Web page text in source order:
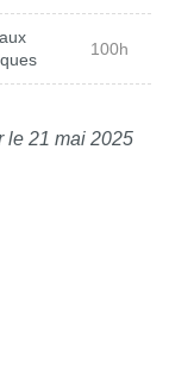
100h
le 21 mai 2025